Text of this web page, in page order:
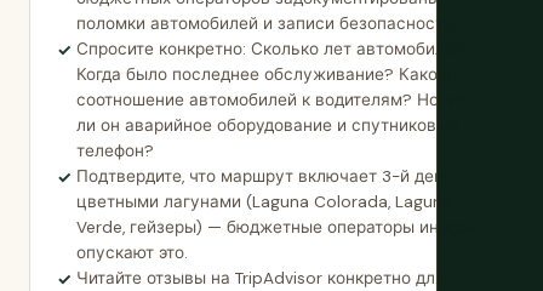
поломки автомобилей и записи безопасности.
Спросите конкретно: Сколько лет автомобилю?
Когда было последнее обслуживание? Каково
соотношение автомобилей к водителям? Носит
ли он аварийное оборудование и спутниковый
телефон?
Подтвердите, что маршрут включает 3-й день с
цветными лагунами (Laguna Colorada, Laguna
Verde, гейзеры) — бюджетные операторы иногда
опускают это.
Читайте отзывы на TripAdvisor конкретно для